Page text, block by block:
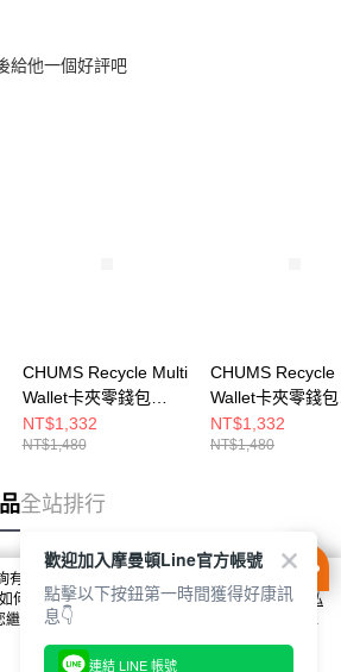
給他一個好評吧
CHUMS Recycle Multi
Wallet卡夾零錢包
Archive
CH603988Z401
NT$1,332
NT$1,480
CHUMS Recycle
Wallet卡夾零錢包
Circus
CH603988Z402
NT$1,332
NT$1,480
全站排行
關本網站使用 cookie 方式之詳情，及若您不希
何變更電腦的 cookie 設定，請參閱本網站「
隱私
繼續使用本網站即表示您同意本公司得按本網站使
。
歡迎加入摩曼頓Line官方帳號
點擊以下按鈕第一時間獲得好康訊
息👇
連結 LINE 帳號